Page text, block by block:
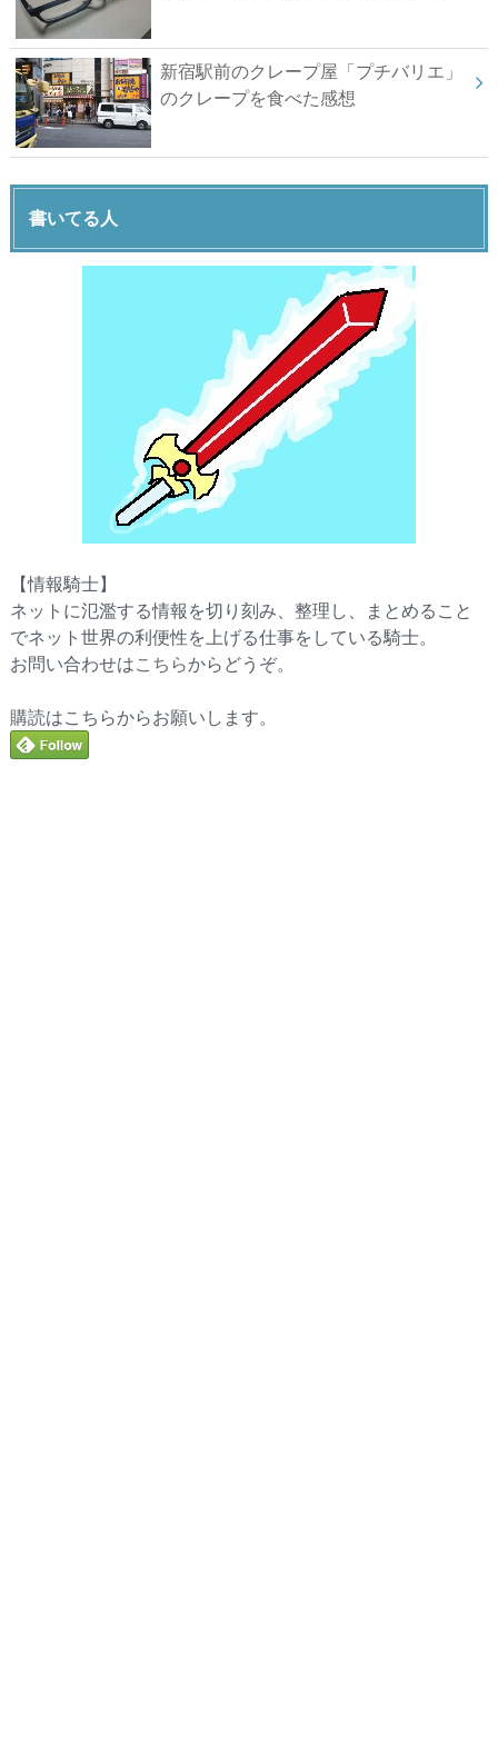
新宿駅前のクレープ屋「プチバリエ」
のクレープを食べた感想
書いてる人
【情報騎士】
ネットに氾濫する情報を切り刻み、整理し、まとめること
でネット世界の利便性を上げる仕事をしている騎士。
お問い合わせは こちらからどうぞ。
購読はこちらからお願いします。